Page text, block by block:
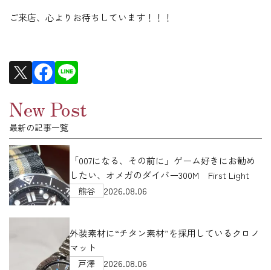
ご来店、心よりお待ちしています！！！
New Post
最新の記事一覧
「007になる、その前に」ゲーム好きにお勧め
したい、オメガのダイバー300M First Light
熊谷 2026.08.06
外装素材に“チタン素材”を採用しているクロノ
マット
戸澤 2026.08.06